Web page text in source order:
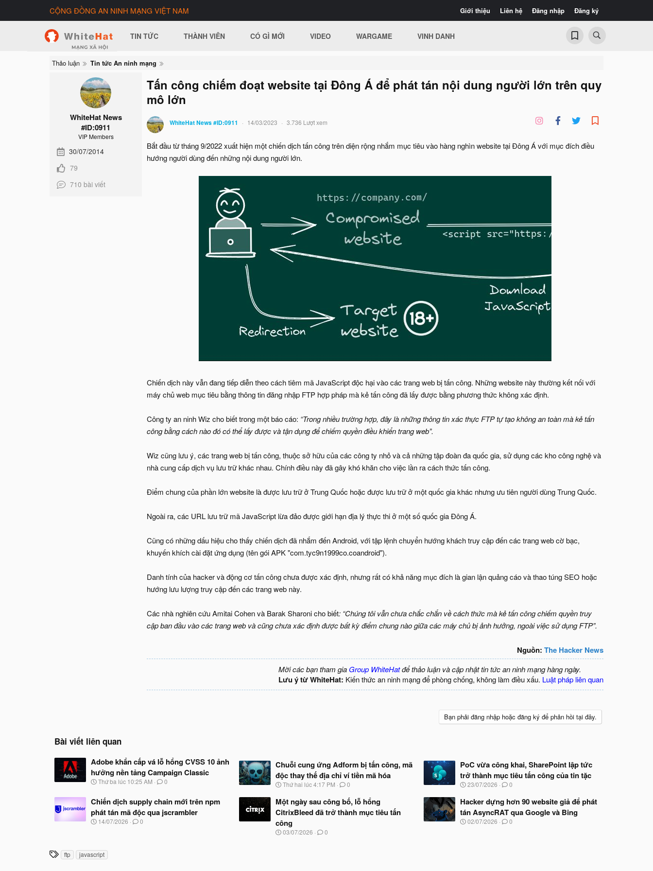
Giới thiệu Liên hệ Đăng nhập Đăng ký
CỘNG ĐỒNG AN NINH MẠNG VIỆT NAM
TIN TỨC THÀNH VIÊN CÓ GÌ MỚI VIDEO WARGAME VINH DANH
Thảo luận Tin tức An ninh mạng
WhiteHat News
#ID:0911
VIP Members
30/07/2014
79
710 bài viết
Tấn công chiếm đoạt website tại Đông Á để phát tán nội dung người lớn trên quy
mô lớn
WhiteHat News #ID:0911 14/03/2023 3.736 Lượt xem
Bắt đầu từ tháng 9/2022 xuất hiện một chiến dịch tấn công trên diện rộng nhắm mục tiêu vào hàng nghìn website tại Đông Á với mục đích điều
hướng người dùng đến những nội dung người lớn.
Chiến dịch này vẫn đang tiếp diễn theo cách tiêm mã JavaScript độc hại vào các trang web bị tấn công. Những website này thường kết nối với
máy chủ web mục tiêu bằng thông tin đăng nhập FTP hợp pháp mà kẻ tấn công đã lấy được bằng phương thức không xác định.
Công ty an ninh Wiz cho biết trong một báo cáo: “Trong nhiều trường hợp, đây là những thông tin xác thực FTP tự tạo không an toàn mà kẻ tấn
công bằng cách nào đó có thể lấy được và tận dụng để chiếm quyền điều khiển trang web”.
Wiz cũng lưu ý, các trang web bị tấn công, thuộc sở hữu của các công ty nhỏ và cả những tập đoàn đa quốc gia, sử dụng các kho công nghệ và
nhà cung cấp dịch vụ lưu trữ khác nhau. Chính điều này đã gây khó khăn cho việc lần ra cách thức tấn công.
Điểm chung của phần lớn website là được lưu trữ ở Trung Quốc hoặc được lưu trữ ở một quốc gia khác nhưng ưu tiên người dùng Trung Quốc.
Ngoài ra, các URL lưu trữ mã JavaScript lừa đảo được giới hạn địa lý thực thi ở một số quốc gia Đông Á.
Cũng có những dấu hiệu cho thấy chiến dịch đã nhắm đến Android, với tập lệnh chuyển hướng khách truy cập đến các trang web cờ bạc,
khuyến khích cài đặt ứng dụng (tên gói APK "com.tyc9n1999co.coandroid").
Danh tính của hacker và động cơ tấn công chưa được xác định, nhưng rất có khả năng mục đích là gian lận quảng cáo và thao túng SEO hoặc
hướng lưu lượng truy cập đến các trang web này.
Các nhà nghiên cứu Amitai Cohen và Barak Sharoni cho biết: “Chúng tôi vẫn chưa chắc chắn về cách thức mà kẻ tấn công chiếm quyền truy
cập ban đầu vào các trang web và cũng chưa xác định được bất kỳ điểm chung nào giữa các máy chủ bị ảnh hưởng, ngoài việc sử dụng FTP”.
Nguồn: The Hacker News
Mời các bạn tham gia Group WhiteHatđể thảo luận và cập nhật tin tức an ninh mạng hàng ngày.
Lưu ý từ WhiteHat: Kiến thức an ninh mạng để phòng chống, không làm điều xấu. Luật pháp liên quan
Bạn phải đăng nhập hoặc đăng ký để phản hồi tại đây.
Bài viết liên quan
Adobe khẩn cấp vá lỗ hổng CVSS 10 ảnh
hưởng nền tảng Campaign Classic
N
y
b
ắ
u
Thứ ba lúc 10:25 AM 0
Chuỗi cung ứng Adform bị tấn công, mã
độc thay thế địa chỉ ví tiền mã hóa
N
à
y
b
ắ
t
Thứ hai lúc 4:17 PM 0
PoC vừa công khai, SharePoint lập tức
trở thành mục tiêu tấn công của tin tặc
N
à
y
b
ắ
23/07/2026 0
Chiến dịch supply chain mới trên npm
phát tán mã độc qua jscrambler
N
b
ắ
14/07/2026 0
Một ngày sau công bố, lỗ hổng
CitrixBleed đã trở thành mục tiêu tấn
công
N
03/07/2026 0
Hacker dựng hơn 90 website giả để phát
tán AsyncRAT qua Google và Bing
N
02/07/2026 0
Tftp javascript